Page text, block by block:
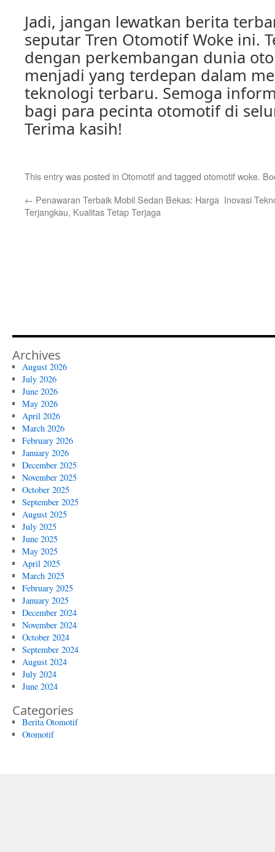
Jadi, jangan lewatkan berita
seputar Tren Otomotif Woke ini.
dengan perkembangan dunia
menjadi yang terdepan dalam
teknologi terbaru. Semoga
bagi para pecinta otomotif di
Terima kasih!
This entry was posted in Otomotifand tagged otomotif woke.
← Penawaran Terbaik Mobil Sedan Bekas: Harga
Terjangkau, Kualitas Tetap Terjaga
Inovasi
Archives
August 2026
July 2026
June 2026
May 2026
April 2026
March 2026
February 2026
January 2026
December 2025
November 2025
October 2025
September 2025
August 2025
July 2025
June 2025
May 2025
April 2025
March 2025
February 2025
January 2025
December 2024
November 2024
October 2024
September 2024
August 2024
July 2024
June 2024
Categories
Berita Otomotif
Otomotif